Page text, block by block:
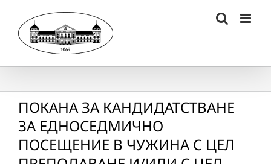
content
ПОКАНА ЗА КАНДИДАТСТВАНЕ
ЗА ЕДНОСЕДМИЧНО
ПОСЕЩЕНИЕ В ЧУЖИНА С ЦЕЛ